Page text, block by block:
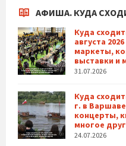
АФИША. КУДА
Куда
августа
маркеты,
выставки и
31.07.2026
Куда
г. в
концерты,
многое
24.07.2026